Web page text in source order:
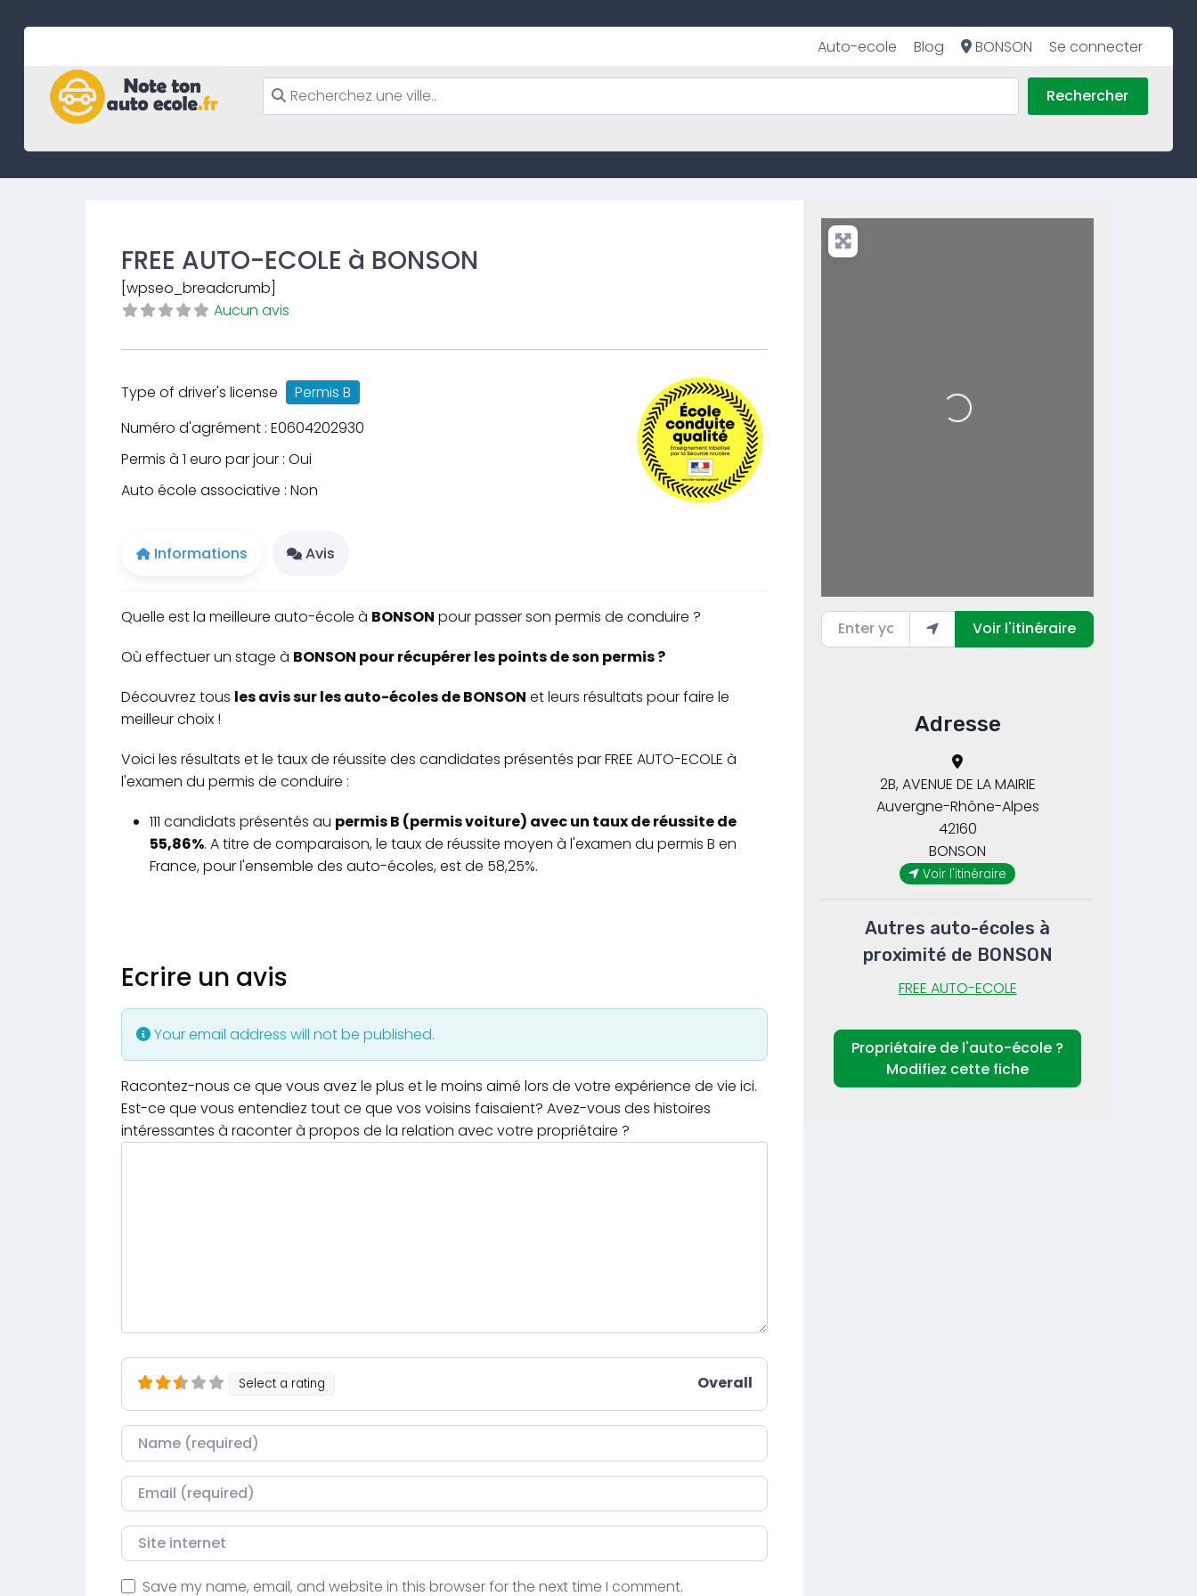
Auto-ecole Blog BONSON Se connecter
Rechercher
FREE AUTO-ECOLE à BONSON
[wpseo_breadcrumb]
Aucun avis
Type of driver's license
Permis B
Numéro d'agrément : E0604202930
Permis à 1 euro par jour : Oui
Auto école associative : Non
Informations Avis
Quelle est la meilleure auto-école à BONSON pour passer son permis de conduire ?
Où effectuer un stage à BONSON pour récupérer les points de son permis ?
Découvrez tous les avis sur les auto-écoles de BONSON et leurs résultats pour faire le
meilleur choix !
Voici les résultats et le taux de réussite des candidates présentés par FREE AUTO-ECOLE à
l'examen du permis de conduire :
111 candidats présentés au permis B (permis voiture) avec un taux de réussite de
55,86%. A titre de comparaison, le taux de réussite moyen à l'examen du permis B en
France, pour l'ensemble des auto-écoles, est de 58,25%.
Ecrire un avis
Your email address will not be published.
Racontez-nous ce que vous avez le plus et le moins aimé lors de votre expérience de vie ici.
Est-ce que vous entendiez tout ce que vos voisins faisaient? Avez-vous des histoires
intéressantes à raconter à propos de la relation avec votre propriétaire ?
Select a rating Overall
Nom
Courriel
Site internet
Save my name, email, and website in this browser for the next time I comment.
Loading...
Enter your location
Voir l'itinéraire
Adresse
2B, AVENUE DE LA MAIRIE
BONSON
Auvergne-Rhône-Alpes
42160
Voir l'itinéraire
Autres auto-écoles à
proximité de BONSON
FREE AUTO-ECOLE
Propriétaire de l'auto-école ?
Modifiez cette fiche